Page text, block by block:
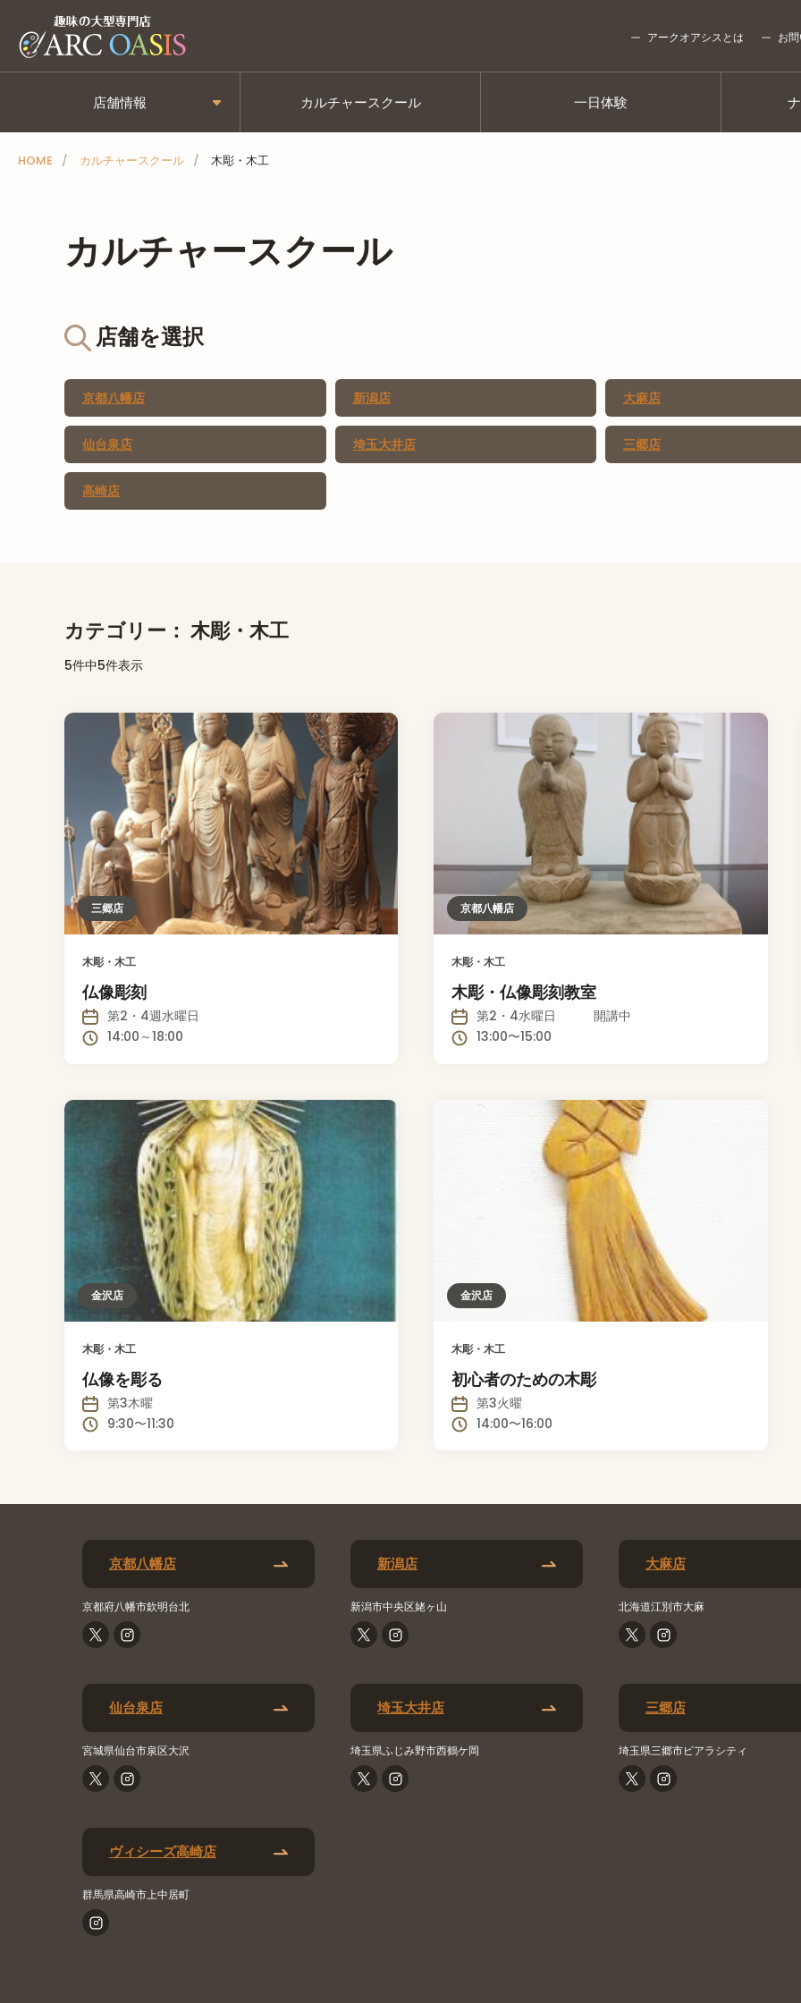
アークオアシスとは お
店舗情報 カルチャースクール 一日体験
HOME カルチャースクール 木彫・木工
カルチャースクール
店舗を選択
京都八幡店 新潟店 大麻店
仙台泉店 埼玉大井店 三郷店
高崎店
カテゴリー： 木彫・木工
5件中5件表示
三郷店
木彫・木工
仏像彫刻
第2・4週水曜日
14:00～18:00
京都八幡店
木彫・木工
木彫・仏像彫刻教室
第2・4水曜日 開講中
13:00〜15:00
金沢店
木彫・木工
仏像を彫る
第3木曜
9:30〜11:30
金沢店
木彫・木工
初心者のための木彫
第3火曜
14:00〜16:00
京都八幡店
京都府八幡市欽明台北
新潟店
新潟市中央区姥ヶ山
大麻店
北海道江別市大麻
仙台泉店
宮城県仙台市泉区大沢
埼玉大井店
埼玉県ふじみ野市西鶴ケ岡
三郷店
埼玉県三郷市ピアラシティ
ヴィシーズ高崎店
群馬県高崎市上中居町